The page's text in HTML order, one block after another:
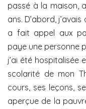
passé à la maison,
ans. D’abord,
a fait appel aux
paye une personne
j’ai été hospitalisée
scolarité de mon
cours, ses leçons,
aperçue de la